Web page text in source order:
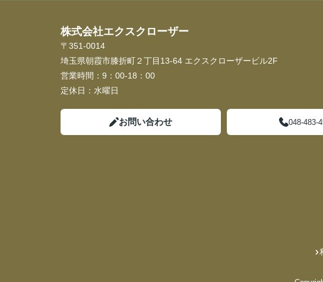
株式会社エクスクローザー
〒351-0014
埼玉県朝霞市膝折町２丁目13-64 エクスクローザービル2F
営業時間： 9：00-18：00
定休日： 水曜日
お問い合わせ 048-483-